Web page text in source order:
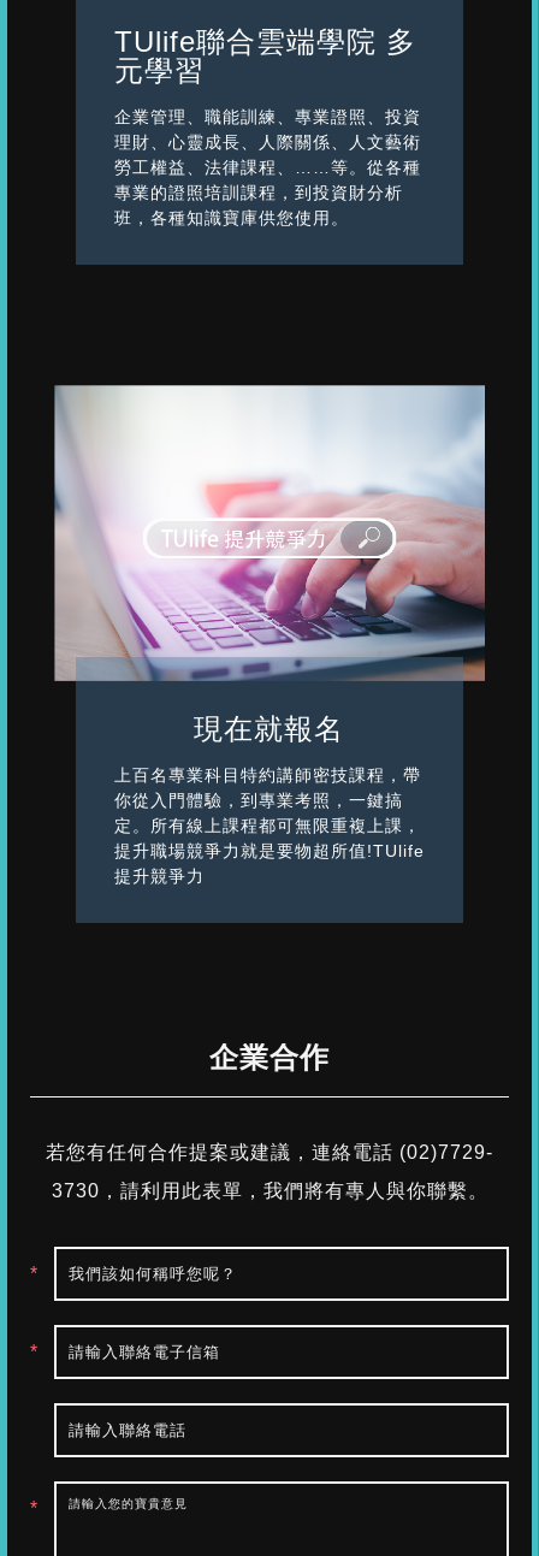
TUlife聯合雲端學院 多
元學習
企業管理、職能訓練、專業證照、投資
理財、心靈成長、人際關係、人文藝術
勞工權益、法律課程、……等。從各種
專業的證照培訓課程，到投資財分析
班，各種知識寶庫供您使用。
現在就報名
上百名專業科目特約講師密技課程，帶
你從入門體驗，到專業考照，一鍵搞
定。所有線上課程都可無限重複上課，
提升職場競爭力就是要物超所值!TUlife
提升競爭力
企業合作
若您有任何合作提案或建議，連絡電話 (02)7729-
3730， 請利用此表單，我們將有專人與你聯繫。
*
*
*